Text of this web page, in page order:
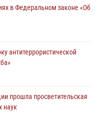
за неделю
Дня ВДВ
в Федеральном законе «Об
антитеррористической
прошла просветительская
наук